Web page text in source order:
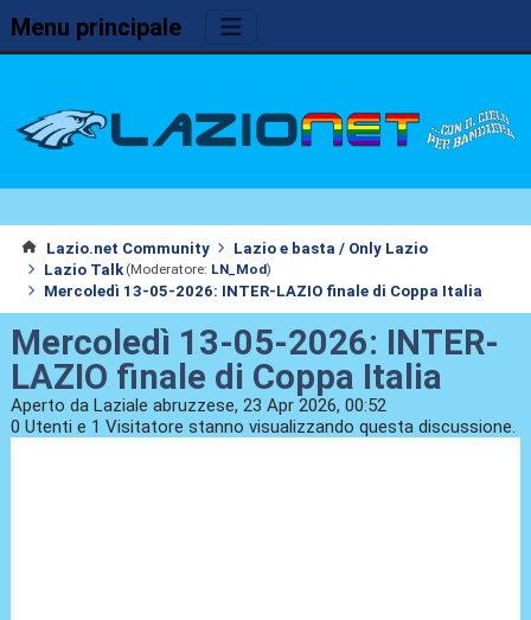
Menu principale
Lazio.net Community
Lazio e basta / Only Lazio
Lazio Talk (Moderatore: LN_Mod)
Mercoledì 13-05-2026: INTER-LAZIO finale di Coppa Italia
Mercoledì 13-05-2026: INTER-
LAZIO finale di Coppa Italia
Aperto da Laziale abruzzese, 23 Apr 2026, 00:52
0 Utenti e 1 Visitatore stanno visualizzando questa discussione.